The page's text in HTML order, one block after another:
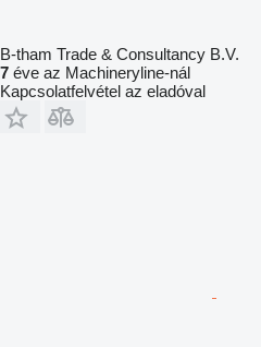
B-tham Trade & Consultancy B.V.
7 éve az Machineryline-nál
Kapcsolatfelvétel az eladóval